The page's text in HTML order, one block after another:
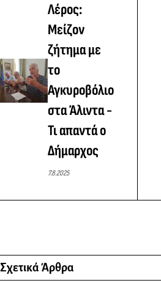
Λέρος:
Μείζον
ζήτημα με
το
Αγκυροβόλιο
στα Άλιντα -
Τι απαντά ο
Δήμαρχος
7.8.2025
Σχετικά Άρθρα